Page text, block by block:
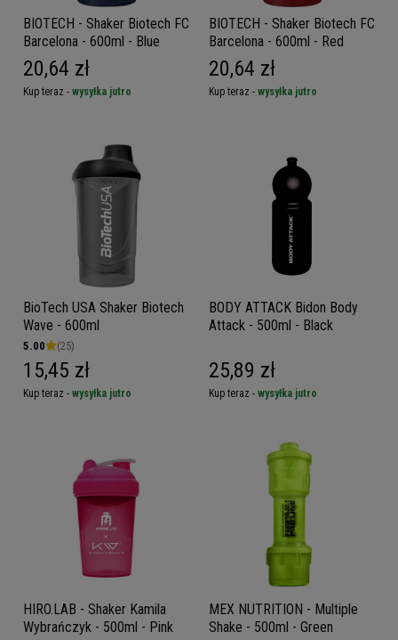
BIOTECH - Shaker Biotech FC
Barcelona - 600ml - Blue
20,64 zł
Kup teraz - wysyłka jutro
BIOTECH - Shaker Biotech FC
Barcelona - 600ml - Red
20,64 zł
Kup teraz - wysyłka jutro
BioTech USA Shaker Biotech
Wave - 600ml
5.00 (25)
15,45 zł
Kup teraz - wysyłka jutro
BODY ATTACK Bidon Body
Attack - 500ml - Black
25,89 zł
Kup teraz - wysyłka jutro
HIRO.LAB - Shaker Kamila
Wybrańczyk - 500ml - Pink
MEX NUTRITION - Multiple
Shake - 500ml - Green